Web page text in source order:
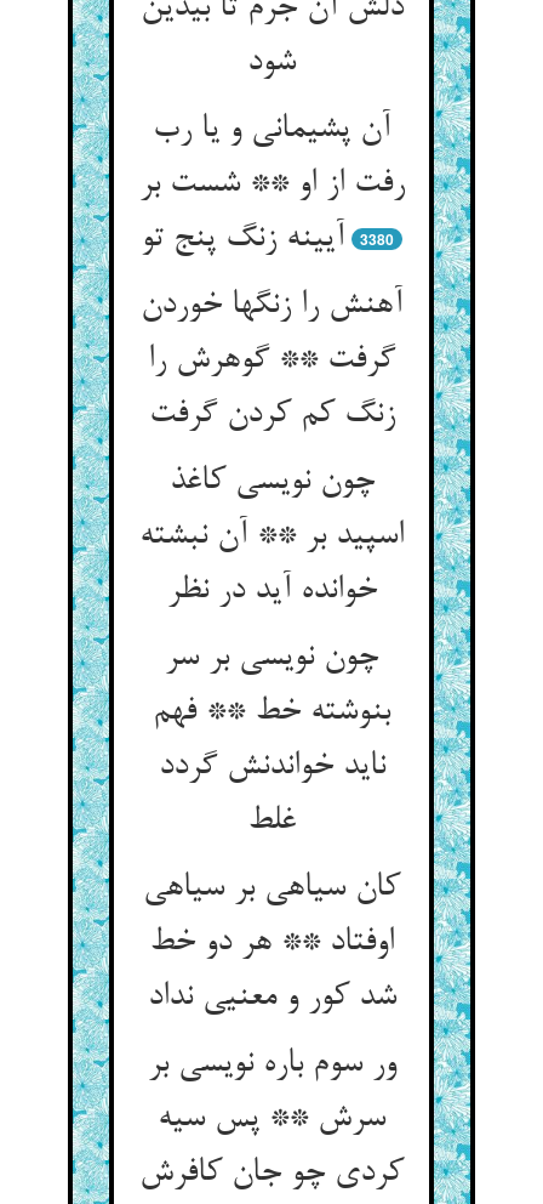
دلش آن جرم تا بی‏دین
شود
آن پشیمانی و یا رب
رفت از او ** شست بر
آیینه زنگ پنج تو
3380
آهنش را زنگها خوردن
گرفت ** گوهرش را
زنگ کم کردن گرفت‏
چون نویسی کاغذ
اسپید بر ** آن نبشته
خوانده آید در نظر
چون نویسی بر سر
بنوشته خط ** فهم
ناید خواندنش گردد
غلط
کان سیاهی بر سیاهی
اوفتاد ** هر دو خط
شد کور و معنیی نداد
ور سوم باره نویسی بر
سرش ** پس سیه
کردی چو جان کافرش‏